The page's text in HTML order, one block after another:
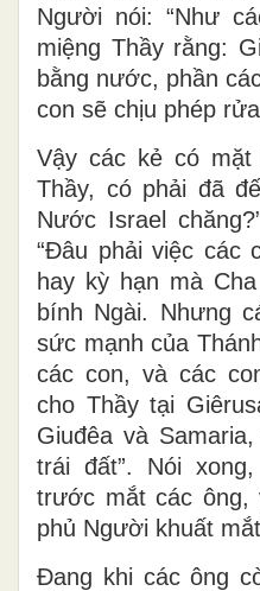
Người nói: “Như
miệng Thầy rằng:
bằng nước, phần
con sẽ chịu phép
Vậy các kẻ có mặt
Thầy, có phải đã
Nước Israel
“Ðâu phải việc các
hay kỳ hạn mà
bính Ngài. Nhưng
sức mạnh của
các con, và các
cho Thầy tại
Giuđêa và
trái đất”. Nói
trước mắt các ông,
phủ Người khuất
Ðang khi các ông